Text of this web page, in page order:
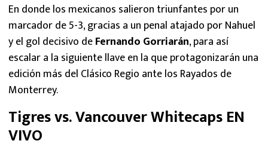
En donde los mexicanos salieron triunfantes por un
marcador de 5-3, gracias a un penal atajado por Nahuel
y el gol decisivo deFernando Gorriarán, para así
escalar a la siguiente llave en la que protagonizarán una
edición más del Clásico Regio ante los Rayados de
Monterrey.
Tigres vs. Vancouver Whitecaps EN
VIVO